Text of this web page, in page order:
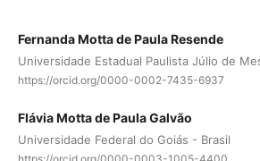
Fernanda Motta de Paula Resende
Universidade Estadual Paulista Júlio de
https://orcid.org/0000-0002-7435-6937
Flávia Motta de Paula Galvão
Universidade Federal do Goiás - Brasil